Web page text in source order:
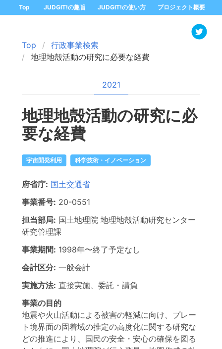
Top JUDGIT!の趣旨 JUDGIT!の使い方 プロジェクト概要
Top
行政事業検索
地理地殻活動の研究に必要な経費
2021
地理地殻活動の研究に必
要な経費
宇宙開発利用 科学技術・イノベーション
府省庁: 国土交通省
事業番号: 20-0551
担当部局: 国土地理院 地理地殻活動研究センター
研究管理課
事業期間: 1998年〜終了予定なし
会計区分: 一般会計
実施方法: 直接実施、委託・請負
事業の目的
地震や火山活動による被害の軽減に向け、プレー
ト境界面の固着域の推定の高度化に関する研究な
どの推進により、国民の安全・安心の確保を図る